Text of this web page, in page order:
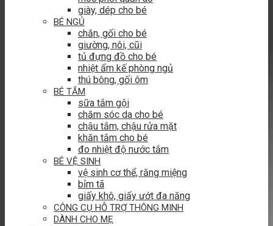
giày, dép cho bé
BÉ NGỦ
chăn, gối cho bé
giường, nôi, cũi
tủ đựng đồ cho bé
nhiệt ẩm kế phòng ngủ
thú bông, gối ôm
BÉ TẮM
sữa tắm gội
chăm sóc da cho bé
chậu tắm, chậu rửa mặt
khăn tắm cho bé
đo nhiệt độ nước tắm
BÉ VỆ SINH
vệ sinh cơ thể, răng miệng
bỉm tã
giấy khô, giấy ướt đa năng
CÔNG CỤ HỖ TRỢ THÔNG MINH
DÀNH CHO MẸ